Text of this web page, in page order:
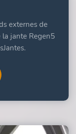
externes de
la jante Regen5